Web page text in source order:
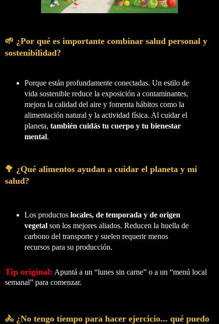
🌱 ¿Por qué es importante combinar salud personal y
sostenibilidad?
Porque están profundamente conectadas. Un estilo de
vida sostenible reduce la exposición a contaminantes,
mejora la calidad del aire y fomenta hábitos como la
alimentación natural y la actividad física. Al cuidar el
planeta, también cuidás tu cuerpo y tu bienestar
mental.
🥦 ¿Qué alimentos ayudan a cuidar el planeta y mi
salud?
Los productos locales, de temporada y de origen
vegetalson los mejores aliados. Reducen la huella de
carbono del transporte y suelen requerir menos
recursos para su producción.
Tip original: Apuntá a un “lunes sin carne” o a un “menú local
semanal” para comenzar.
🚴 ¿No tengo tiempo para hacer ejercicio... qué puedo